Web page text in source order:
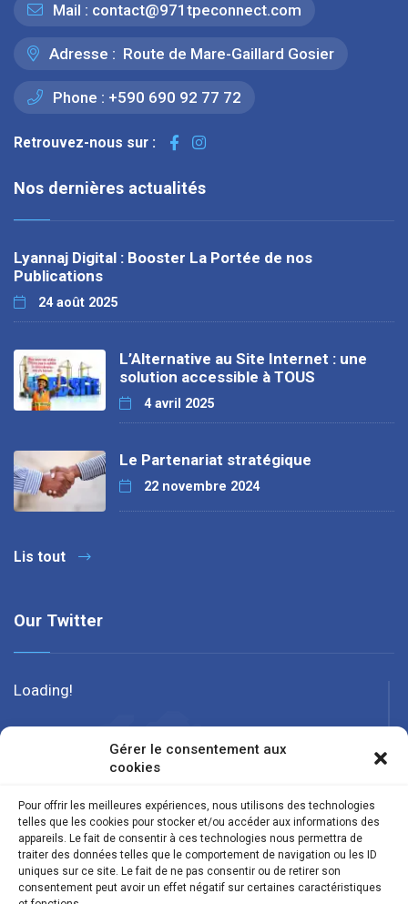
Gérer le consentement aux
cookies
Pour offrir les meilleures expériences, nous utilisons des technologies
telles que les cookies pour stocker et/ou accéder aux informations des
appareils. Le fait de consentir à ces technologies nous permettra de
traiter des données telles que le comportement de navigation ou les ID
uniques sur ce site. Le fait de ne pas consentir ou de retirer son
consentement peut avoir un effet négatif sur certaines caractéristiques
Mail : contact@971tpeconnect.com
Adresse : Route de Mare-Gaillard Gosier
Phone : +590 690 92 77 72
Retrouvez-nous sur :
Nos dernières actualités
Lyannaj Digital : Booster La Portée de nos
Publications
24 août 2025
L’Alternative au Site Internet : une
solution accessible à TOUS
4 avril 2025
Le Partenariat stratégique
22 novembre 2024
Lis tout
Our Twitter
Loading!